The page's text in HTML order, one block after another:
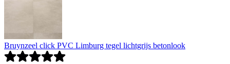
Bruynzeel click PVC Limburg tegel lichtgrijs betonlook